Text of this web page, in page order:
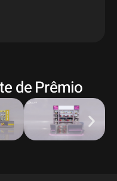
de Prêmio